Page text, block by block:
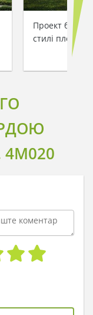
Проект
стилі площею